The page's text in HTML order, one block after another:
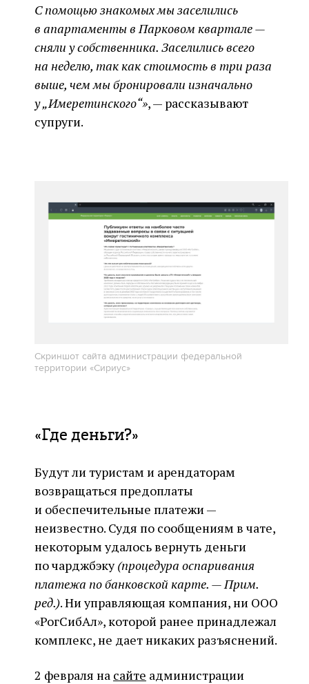
С помощью знакомых мы заселились
в апартаменты в Парковом квартале —
сняли у собственника. Заселились всего
на неделю, так как стоимость в три раза
выше, чем мы бронировали изначально
у „Имеретинского“», — рассказывают
супруги.
Скриншот сайта администрации федеральной
территории «Сириус»
«Где деньги?»
Будут ли туристам и арендаторам
возвращаться предоплаты
и обеспечительные платежи —
неизвестно. Судя по сообщениям в чате,
некоторым удалось вернуть деньги
по чарджбэку(процедура оспаривания
платежа по банковской карте. — Прим.
ред.). Ни управляющая компания, ни ООО
«РогСибАл», которой ранее принадлежал
комплекс, не дает никаких разъяснений.
2 февраля на сайте администрации